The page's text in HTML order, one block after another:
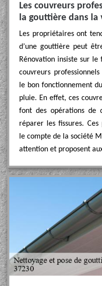
Les couvreurs
la gouttière dans la
Les propriétaires ont
d’une gouttière peut
Rénovation insiste sur
couvreurs
le bon fonctionnement
pluie. En effet, ces
font des opérations de
réparer les fissures.
le compte de la société
attention et proposent